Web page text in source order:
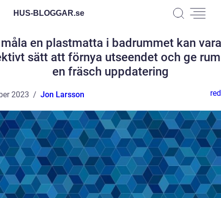
HUS-BLOGGAR.se
en plastmatta i badrummet kan
sätt att förnya utseendet och ge
en fräsch uppdatering
2023 Jon Larsson